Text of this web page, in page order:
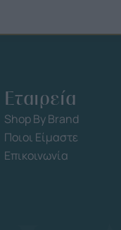
Εταιρεία
Shop By Brand
Ποιοι Είμαστε
Επικοινωνία